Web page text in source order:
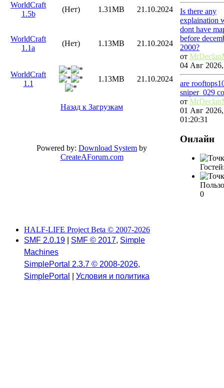
WorldCraft
1.5b
(Нет) 1.31MB 21.10.2024
WorldCraft
1.1a
(Нет) 1.13MB 21.10.2024
WorldCraft
1.1
1.13MB 21.10.2024
Назад к Загрузкам
Powered by: Download System by
CreateAForum.com
Is there any
explaination
dont have
before
2000?
от
04 Авг
are
sniper_029
от
01 Авг 2026,
01:20:31
Онлайн
0
HALF-LIFE Project Beta © 2007-2026
SMF 2.0.19
SMF © 2017, Simple
Machines
SimplePortal 2.3.7 © 2008-2026,
SimplePortal
Условия и политика